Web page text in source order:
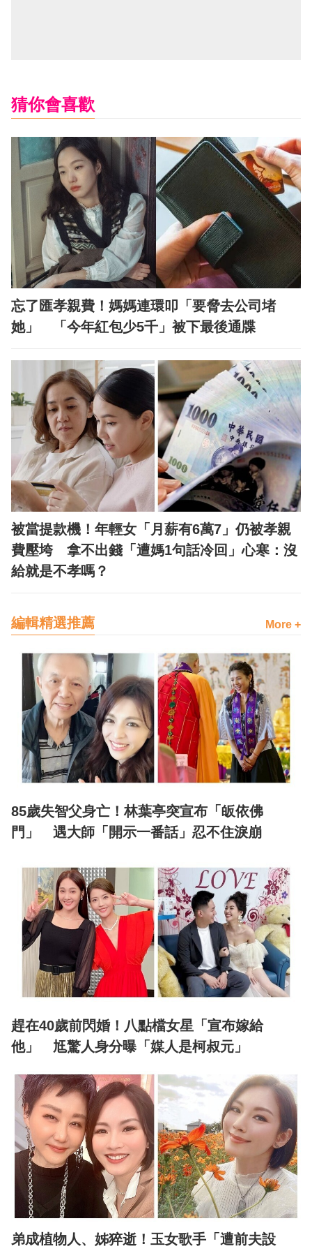
猜你會喜歡
忘了匯孝親費！媽媽連環叩「要脅去公司堵
她」 「今年紅包少5千」被下最後通牒
被當提款機！年輕女「月薪有6萬7」仍被孝親
費壓垮 拿不出錢「遭媽1句話冷回」心寒：沒
給就是不孝嗎？
編輯精選推薦 More +
85歲失智父身亡！林葉亭突宣布「皈依佛
門」 遇大師「開示一番話」忍不住淚崩
趕在40歲前閃婚！八點檔女星「宣布嫁給
他」 尪驚人身分曝「媒人是柯叔元」
弟成植物人、姊猝逝！玉女歌手「遭前夫設